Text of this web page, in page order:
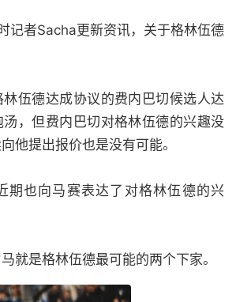
记者Sacha更新资讯，关于格林伍德
伍德达成协议的费内巴切候选人达
，但费内巴切对格林伍德的兴趣没
他提出报价也是没有可能。
期也向马赛表达了对格林伍德的兴
就是格林伍德最可能的两个下家。